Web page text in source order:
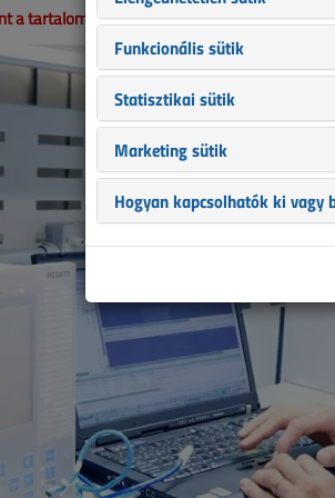
a tartalom helyenként hiányos lehet (képek,
Funkcionális sütik
Statisztikai sütik
Marketing sütik
Hogyan kapcsolhatók ki vagy